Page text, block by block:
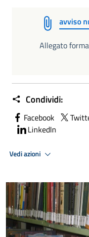
avviso
Allegato
Condividi:
Facebook
LinkedIn
Vedi azioni